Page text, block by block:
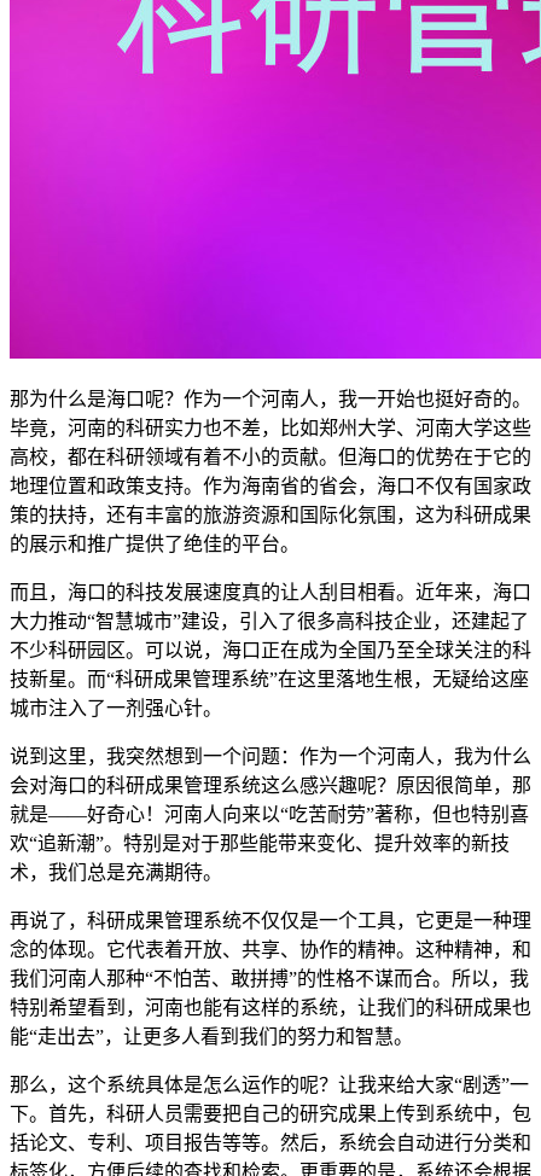
那为什么是海口呢？作为一个河南人，我一开始也挺好奇的。
毕竟，河南的科研实力也不差，比如郑州大学、河南大学这些
高校，都在科研领域有着不小的贡献。但海口的优势在于它的
地理位置和政策支持。作为海南省的省会，海口不仅有国家政
策的扶持，还有丰富的旅游资源和国际化氛围，这为科研成果
的展示和推广提供了绝佳的平台。
而且，海口的科技发展速度真的让人刮目相看。近年来，海口
大力推动“智慧城市”建设，引入了很多高科技企业，还建起了
不少科研园区。可以说，海口正在成为全国乃至全球关注的科
技新星。而“科研成果管理系统”在这里落地生根，无疑给这座
城市注入了一剂强心针。
说到这里，我突然想到一个问题：作为一个河南人，我为什么
会对海口的科研成果管理系统这么感兴趣呢？原因很简单，那
就是——好奇心！河南人向来以“吃苦耐劳”著称，但也特别喜
欢“追新潮”。特别是对于那些能带来变化、提升效率的新技
术，我们总是充满期待。
再说了，科研成果管理系统不仅仅是一个工具，它更是一种理
念的体现。它代表着开放、共享、协作的精神。这种精神，和
我们河南人那种“不怕苦、敢拼搏”的性格不谋而合。所以，我
特别希望看到，河南也能有这样的系统，让我们的科研成果也
能“走出去”，让更多人看到我们的努力和智慧。
那么，这个系统具体是怎么运作的呢？让我来给大家“剧透”一
下。首先，科研人员需要把自己的研究成果上传到系统中，包
括论文、专利、项目报告等等。然后，系统会自动进行分类和
标签化，方便后续的查找和检索。更重要的是，系统还会根据